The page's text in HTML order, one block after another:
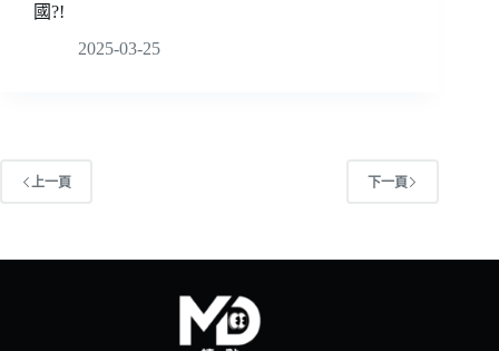
國?!
2025-03-25
上一頁 下一頁